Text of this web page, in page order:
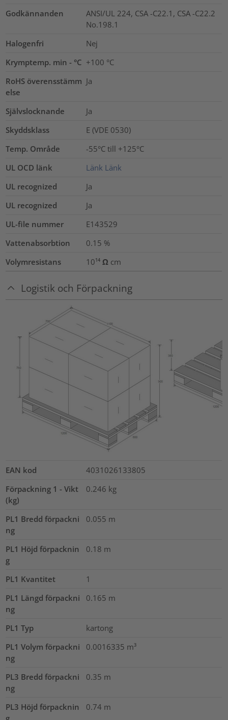
Godkännanden
ANSI/UL 224, CSA -C22.1, CSA -C22.2
No.198.1
Halogenfri
Nej
Krymptemp. min - °C +100 °C
RoHS överensstämm
else
Ja
Självslocknande
Ja
Skyddsklass
E (VDE 0530)
Temp. Område
-55°C till +125°C
UL OCD länk
Länk Länk
UL recognized
Ja
UL recognized
Ja
UL-file nummer
E143529
Vattenabsorbtion
0.15 %
Volymresistans
10¹⁴ Ω cm
Logistik och Förpackning
EAN kod
4031026133805
Förpackning 1 - Vikt
(kg)
0.246 kg
PL1 Bredd förpackni
ng
0.055 m
PL1 Höjd förpacknin
g
0.18 m
PL1 Kvantitet
1
PL1 Längd förpackni
ng
0.165 m
PL1 Typ
kartong
PL1 Volym förpackni
ng
0.0016335 m³
PL3 Bredd förpackni
ng
0.35 m
PL3 Höjd förpacknin
0.74 m